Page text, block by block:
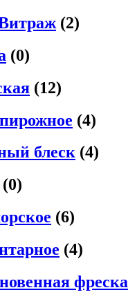
(2)
(0)
(12)
(4)
блеск (4)
(0)
(6)
(4)
фреска